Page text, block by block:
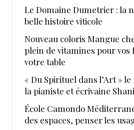
Le Domaine Dumetrier : la
belle histoire viticole
Nouveau coloris Mangue
plein de vitamines pour vos
votre table
« Du Spirituel dans l’Art »
la pianiste et écrivaine
École Camondo
des espaces, penser les